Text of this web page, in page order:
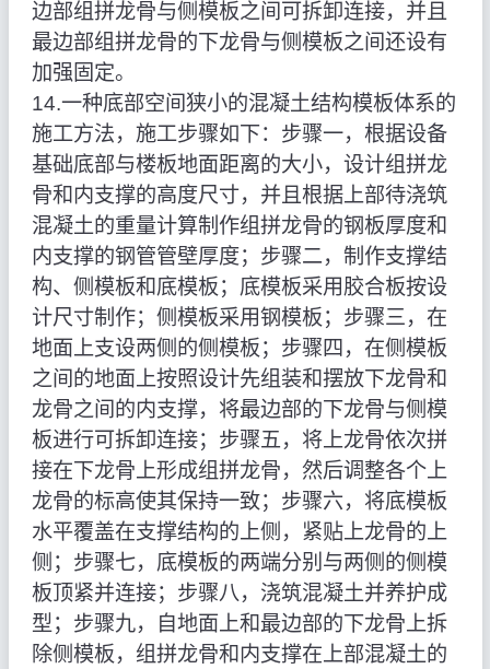
边部组拼龙骨与侧模板之间可拆卸连接，并且
最边部组拼龙骨的下龙骨与侧模板之间还设有
加强固定。
14.一种底部空间狭小的混凝土结构模板体系的
施工方法，施工步骤如下：步骤一，根据设备
基础底部与楼板地面距离的大小，设计组拼龙
骨和内支撑的高度尺寸，并且根据上部待浇筑
混凝土的重量计算制作组拼龙骨的钢板厚度和
内支撑的钢管管壁厚度；步骤二，制作支撑结
构、侧模板和底模板；底模板采用胶合板按设
计尺寸制作；侧模板采用钢模板；步骤三，在
地面上支设两侧的侧模板；步骤四，在侧模板
之间的地面上按照设计先组装和摆放下龙骨和
龙骨之间的内支撑，将最边部的下龙骨与侧模
板进行可拆卸连接；步骤五，将上龙骨依次拼
接在下龙骨上形成组拼龙骨，然后调整各个上
龙骨的标高使其保持一致；步骤六，将底模板
水平覆盖在支撑结构的上侧，紧贴上龙骨的上
侧；步骤七，底模板的两端分别与两侧的侧模
板顶紧并连接；步骤八，浇筑混凝土并养护成
型；步骤九，自地面上和最边部的下龙骨上拆
除侧模板，组拼龙骨和内支撑在上部混凝土的